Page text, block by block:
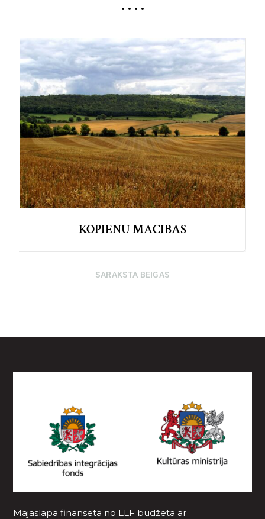
KOPIENU MĀCĪBAS
SARAKSTA BEIGAS
Mājaslapa finansēta no LLF budžeta ar